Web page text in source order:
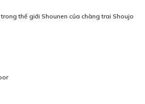
thế giới Shounen của chàng trai Shoujo